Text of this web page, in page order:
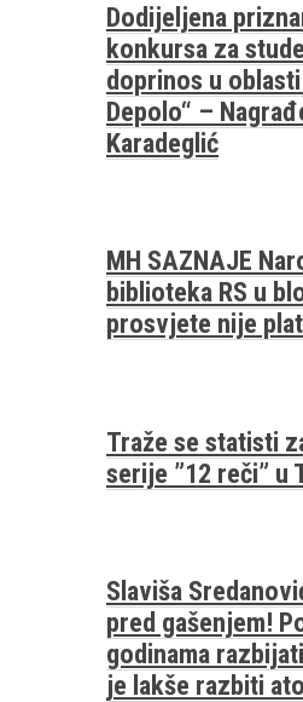
Dodijeljena
konkursa za
doprinos u
Depolo“ –
Karadeglić
MH SAZNAJE
biblioteka RS u
prosvjete nije
Traže se statisti
serije ”12 reči” u
Slaviša
pred gašenjem!
godinama
je lakše razbiti